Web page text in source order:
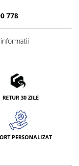
778
RETUR 30 ZILE
PERSONALIZAT